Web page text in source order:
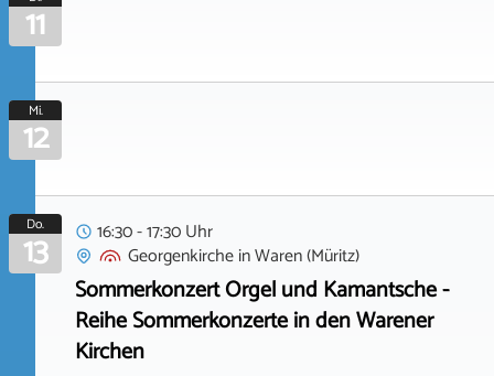
11
Mi.
12
Do.
13
16:30 - 17:30 Uhr
GeorgenkircheinWaren (Müritz)
Sommerkonzert Orgel und Kamantsche -
Reihe Sommerkonzerte in den Warener
Kirchen